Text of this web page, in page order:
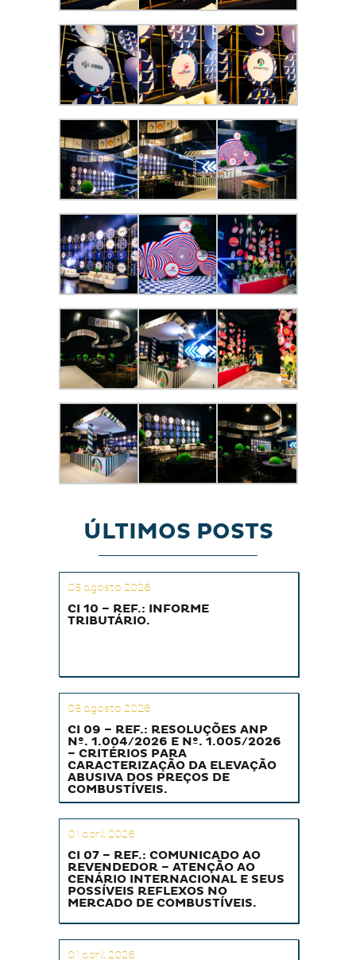
ÚLTIMOS POSTS
03 agosto 2026
CI 10 – REF.: INFORME
TRIBUTÁRIO.
03 agosto 2026
CI 09 – REF.: RESOLUÇÕES ANP
Nº. 1.004/2026 E Nº. 1.005/2026
– CRITÉRIOS PARA
CARACTERIZAÇÃO DA ELEVAÇÃO
ABUSIVA DOS PREÇOS DE
COMBUSTÍVEIS.
01 abril 2026
CI 07 – REF.: COMUNICADO AO
REVENDEDOR – ATENÇÃO AO
CENÁRIO INTERNACIONAL E SEUS
POSSÍVEIS REFLEXOS NO
MERCADO DE COMBUSTÍVEIS.
01 abril 2026